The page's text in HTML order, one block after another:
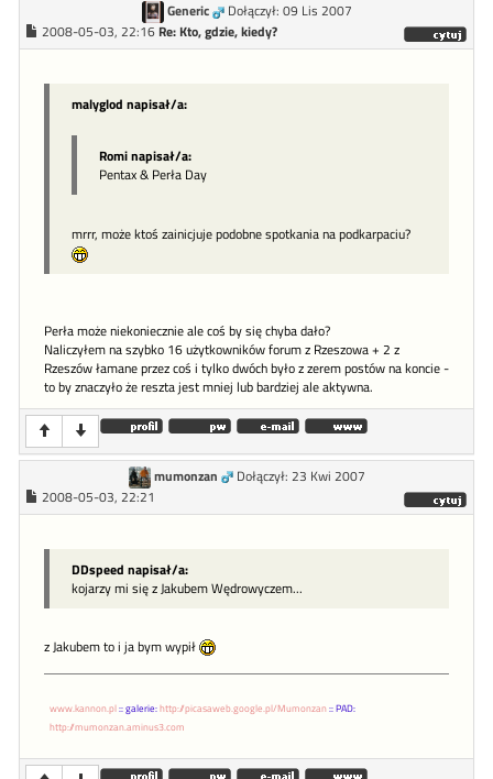
Generic
Dołączył: 09 Lis 2007
2008-05-03, 22:16 Re: Kto, gdzie, kiedy?
malyglod napisał/a:
Romi napisał/a:
Pentax & Perła Day
mrrr, może ktoś zainicjuje podobne spotkania na podkarpaciu?
Perła może niekoniecznie ale coś by się chyba dało?
Naliczyłem na szybko 16 użytkowników forum z Rzeszowa + 2 z
Rzeszów łamane przez coś i tylko dwóch było z zerem postów na koncie -
to by znaczyło że reszta jest mniej lub bardziej ale aktywna.
mumonzan
Dołączył: 23 Kwi 2007
2008-05-03, 22:21
DDspeed napisał/a:
kojarzy mi się z Jakubem Wędrowyczem...
z Jakubem to i ja bym wypił
www.kannon.pl:: galerie:http://picasaweb.google.pl/Mumonzan:: PAD:
http://mumonzan.aminus3.com